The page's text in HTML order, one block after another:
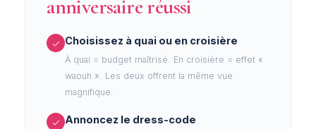
anniversaire réussi
✓ Choisissez à quai ou en croisière
À quai = budget maîtrisé. En croisière = effet «
waouh ». Les deux offrent la même vue
magnifique.
✓ Annoncez le dress-code